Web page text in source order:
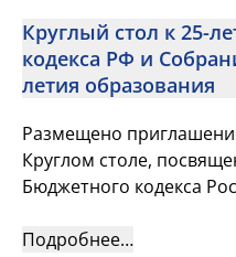
Круглый стол к 25-
кодекса РФ и
летия образования
Размещено
Круглом столе,
Бюджетного кодекса
Подробнее…